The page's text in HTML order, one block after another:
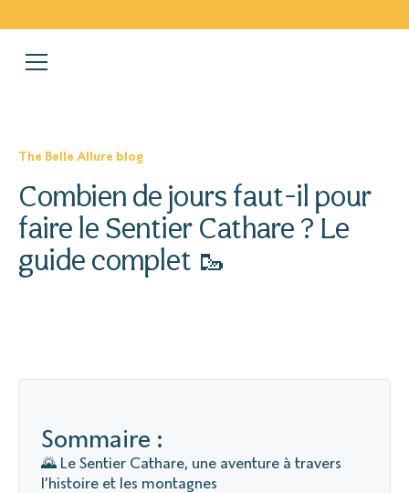
The Belle Allure blog
Combien de jours faut-il pour
faire le Sentier Cathare ? Le
guide complet 🥾
Sommaire :
🌄 Le Sentier Cathare, une aventure à travers
l’histoire et les montagnes